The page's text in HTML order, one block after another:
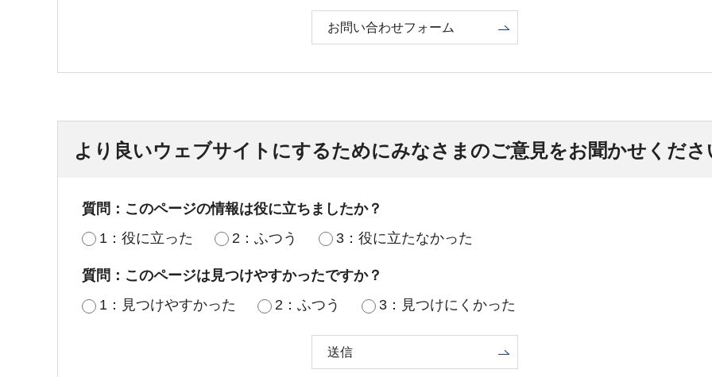
お問い合わせフォーム
より良いウェブサイトにするためにみなさまのご意見をお聞かせくださ
質問：このページの情報は役に立ちましたか？
1：役に立った
2：ふつう 3：役に立たなかった
質問：このページは見つけやすかったですか？
1：見つけやすかった
2：ふつう 3：見つけにくかった